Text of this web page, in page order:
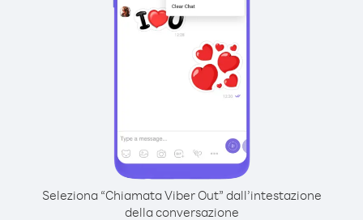
Seleziona “Chiamata Viber Out” dall’intestazione
della conversazione